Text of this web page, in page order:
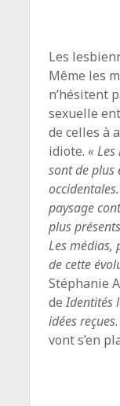
Les
Même les
n’hésitent
sexuelle
de celles à
idiote.«
sont de plus
paysage
plus
Les médias,
de cette
Stéphanie
deIdentités
idées reçues
vont s’en